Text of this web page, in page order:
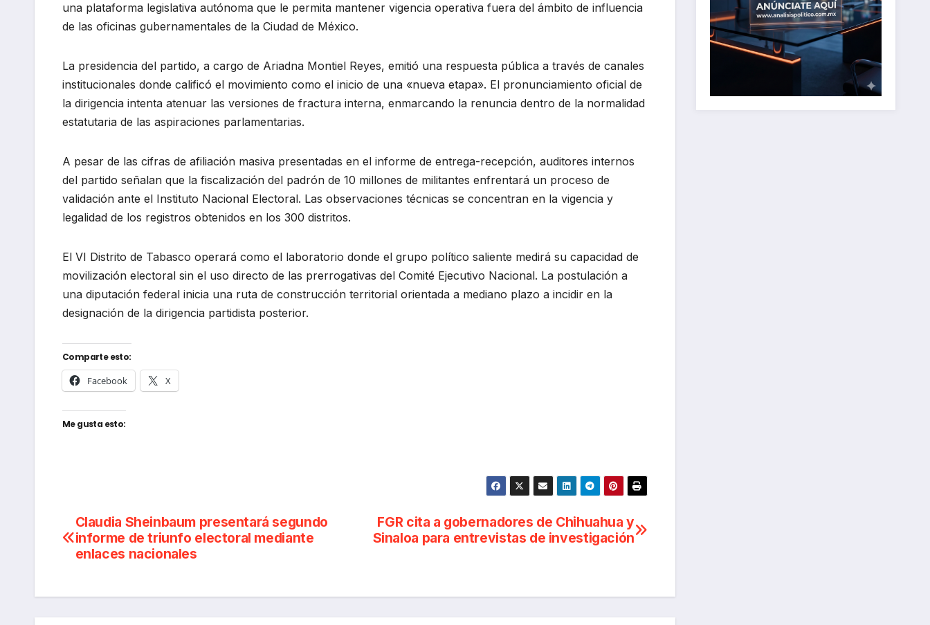
una plataforma legislativa autónoma que le permita mantener vigencia operativa fuera del ámbito de influencia
de las oficinas gubernamentales de la Ciudad de México.
La presidencia del partido, a cargo de Ariadna Montiel Reyes, emitió una respuesta pública a través de canales
institucionales donde calificó el movimiento como el inicio de una «nueva etapa». El pronunciamiento oficial de
la dirigencia intenta atenuar las versiones de fractura interna, enmarcando la renuncia dentro de la normalidad
estatutaria de las aspiraciones parlamentarias.
A pesar de las cifras de afiliación masiva presentadas en el informe de entrega-recepción, auditores internos
del partido señalan que la fiscalización del padrón de 10 millones de militantes enfrentará un proceso de
validación ante el Instituto Nacional Electoral. Las observaciones técnicas se concentran en la vigencia y
legalidad de los registros obtenidos en los 300 distritos.
El VI Distrito de Tabasco operará como el laboratorio donde el grupo político saliente medirá su capacidad de
movilización electoral sin el uso directo de las prerrogativas del Comité Ejecutivo Nacional. La postulación a
una diputación federal inicia una ruta de construcción territorial orientada a mediano plazo a incidir en la
designación de la dirigencia partidista posterior.
Comparte esto:
Facebook X
Me gusta esto:
Navegación
de
FGR cita a gobernadores de Chihuahua y
Sinaloa para entrevistas de investigación
Claudia Sheinbaum presentará segundo
informe de triunfo electoral mediante
enlaces nacionales